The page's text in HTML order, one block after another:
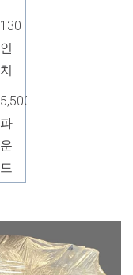
130
인
치
5,500
파
운
드